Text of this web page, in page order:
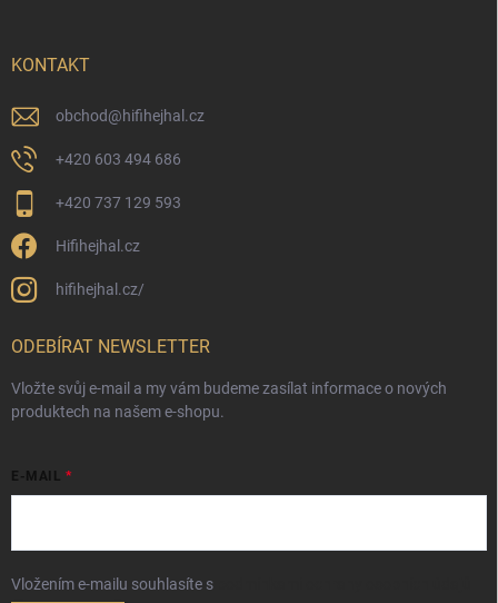
KONTAKT
obchod@hifihejhal.cz
+420 603 494 686
+420 737 129 593
Hifihejhal.cz
hifihejhal.cz/
ODEBÍRAT NEWSLETTER
Vložte svůj e-mail a my vám budeme zasílat informace o nových
produktech na našem e-shopu.
E-MAIL
Vložením e-mailu souhlasíte s